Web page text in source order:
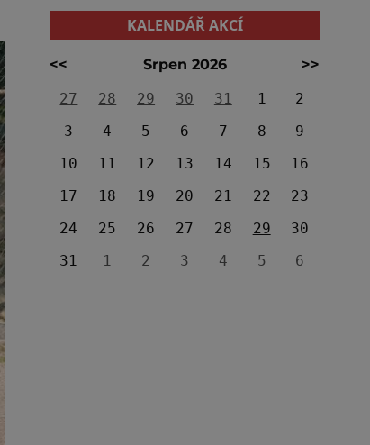
KALENDÁŘ AKCÍ
<< Srpen 2026
>>
27
28 29 30 31 1
2
3
4 5 6 7 8
9
10
11 12 13 14 15
16
17
18 19 20 21 22
23
24
25 26 27 28 29
30
31
1 2 3 4 5 6